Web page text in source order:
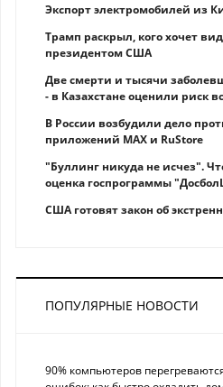
Экспорт электромобилей из
Трамп раскрыл, кого хочет
президентом США
Две смерти и тысячи
- в Казахстане оценили риск
В России возбудили дело
приложений MAX и RuStore
"Буллинг никуда не исчез".
оценка госпрограммы
США готовят закон об
ПОПУЛЯРНЫЕ НОВОСТИ
90% компьютеров